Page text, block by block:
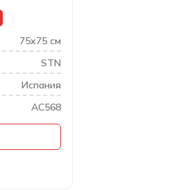
75х75 см
STN
Испания
AC568